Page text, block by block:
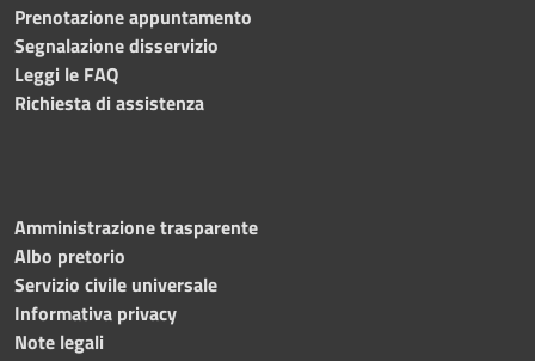
Prenotazione appuntamento
Segnalazione disservizio
Leggi le FAQ
Richiesta di assistenza
Amministrazione trasparente
Albo pretorio
Servizio civile universale
Informativa privacy
Note legali